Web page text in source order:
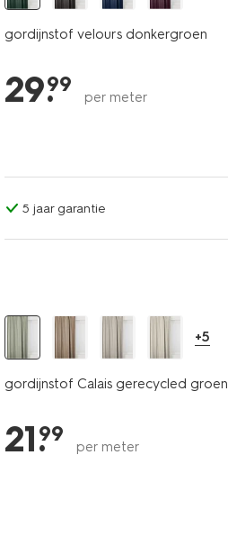
gordijnstof velours donkergroen
29.
99
per meter
5 jaar garantie
+5
gordijnstof Calais gerecycled groen
21.
99
per meter